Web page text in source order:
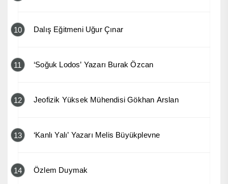
10 Dalış Eğitmeni Uğur Çınar
11 ‘Soğuk Lodos’ Yazarı Burak Özcan
12 Jeofizik Yüksek Mühendisi Gökhan Arslan
13 ‘Kanlı Yalı’ Yazarı Melis Büyükplevne
14 Özlem Duymak